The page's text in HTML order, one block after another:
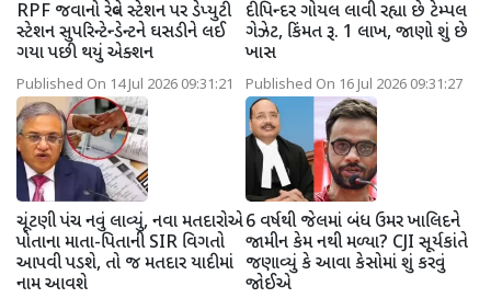
RPF જવાનો રેલ્વે સ્ટેશન પર ડેપ્યુટી
સ્ટેશન સુપરિન્ટેન્ડેન્ટને ઘસડીને લઈ
ગયા પછી થયું એક્શન
Published On 14 Jul 2026 09:31:21
દીપિન્દર ગોયલ લાવી રહ્યા છે ટેમ્પલ
ગેઝેટ, કિંમત રૂ. 1 લાખ, જાણો શું છે
ખાસ
Published On 16 Jul 2026 09:31:27
ચૂંટણી પંચ નવું લાવ્યું, નવા મતદારોએ
પોતાના માતા-પિતાની SIR વિગતો
આપવી પડશે, તો જ મતદાર યાદીમાં
નામ આવશે
6 વર્ષથી જેલમાં બંધ ઉમર ખાલિદને
જામીન કેમ નથી મળ્યા? CJI સૂર્યકાંતે
જણાવ્યું કે આવા કેસોમાં શું કરવું
જોઈએ